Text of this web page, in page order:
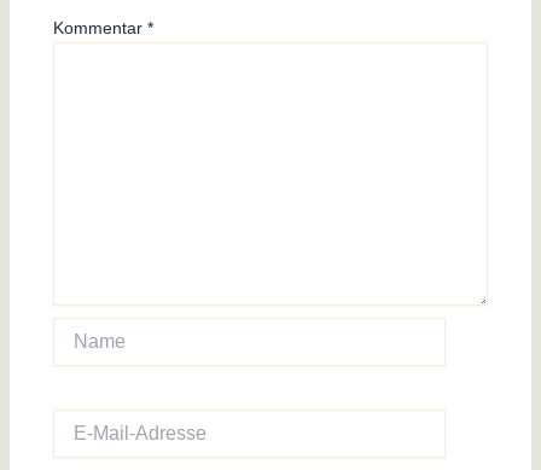
Kommentar*
Name
Mail-